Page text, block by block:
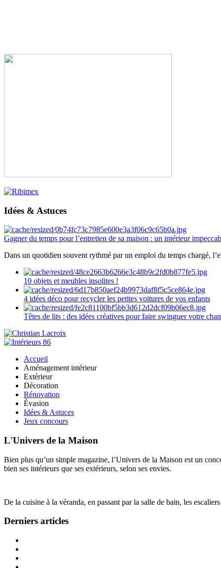
Idées & Astuces
Gagner du temps pour l’entretien de sa maison : un intérieur
Dans un quotidien souvent rythmé par un emploi du temps chargé,
10 objets et meubles insolites !
4 idées déco pour recycler les petites voitures de vos enfants
Têtes de lits : des idées créatives pour faire swinguer votre
Accueil
Aménagement intérieur
Extérieur
Décoration
Rénovation
Évasion
Idées & Astuces
Jeux concours
L'Univers de la Maison
Bien plus qu’un simple magazine, l’Univers de la Maison est un
bien ses intérieurs que ses extérieurs, selon ses envies.
De la cuisine à la véranda, en passant par la salle de bain, les
Derniers articles